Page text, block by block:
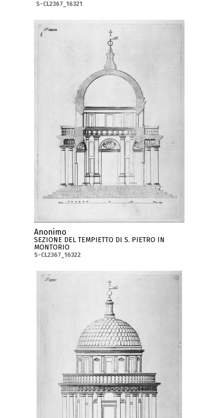
S-CL2367_16321
Anonimo
SEZIONE DEL TEMPIETTO DI S. PIETRO IN
MONTORIO
S-CL2367_16322